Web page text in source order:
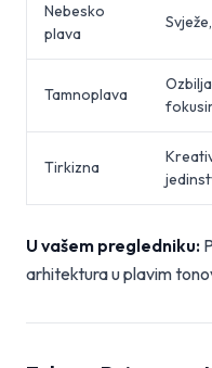
Nebesko
plava
Tamnoplava
Tirkizna
U vašem pregledniku:
arhitektura u plavim